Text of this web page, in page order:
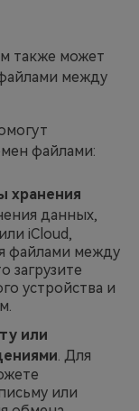
также может
между
файлами:
хранения
данных,
iCloud,
файлами между
загрузите
устройства и
или
. Для
или